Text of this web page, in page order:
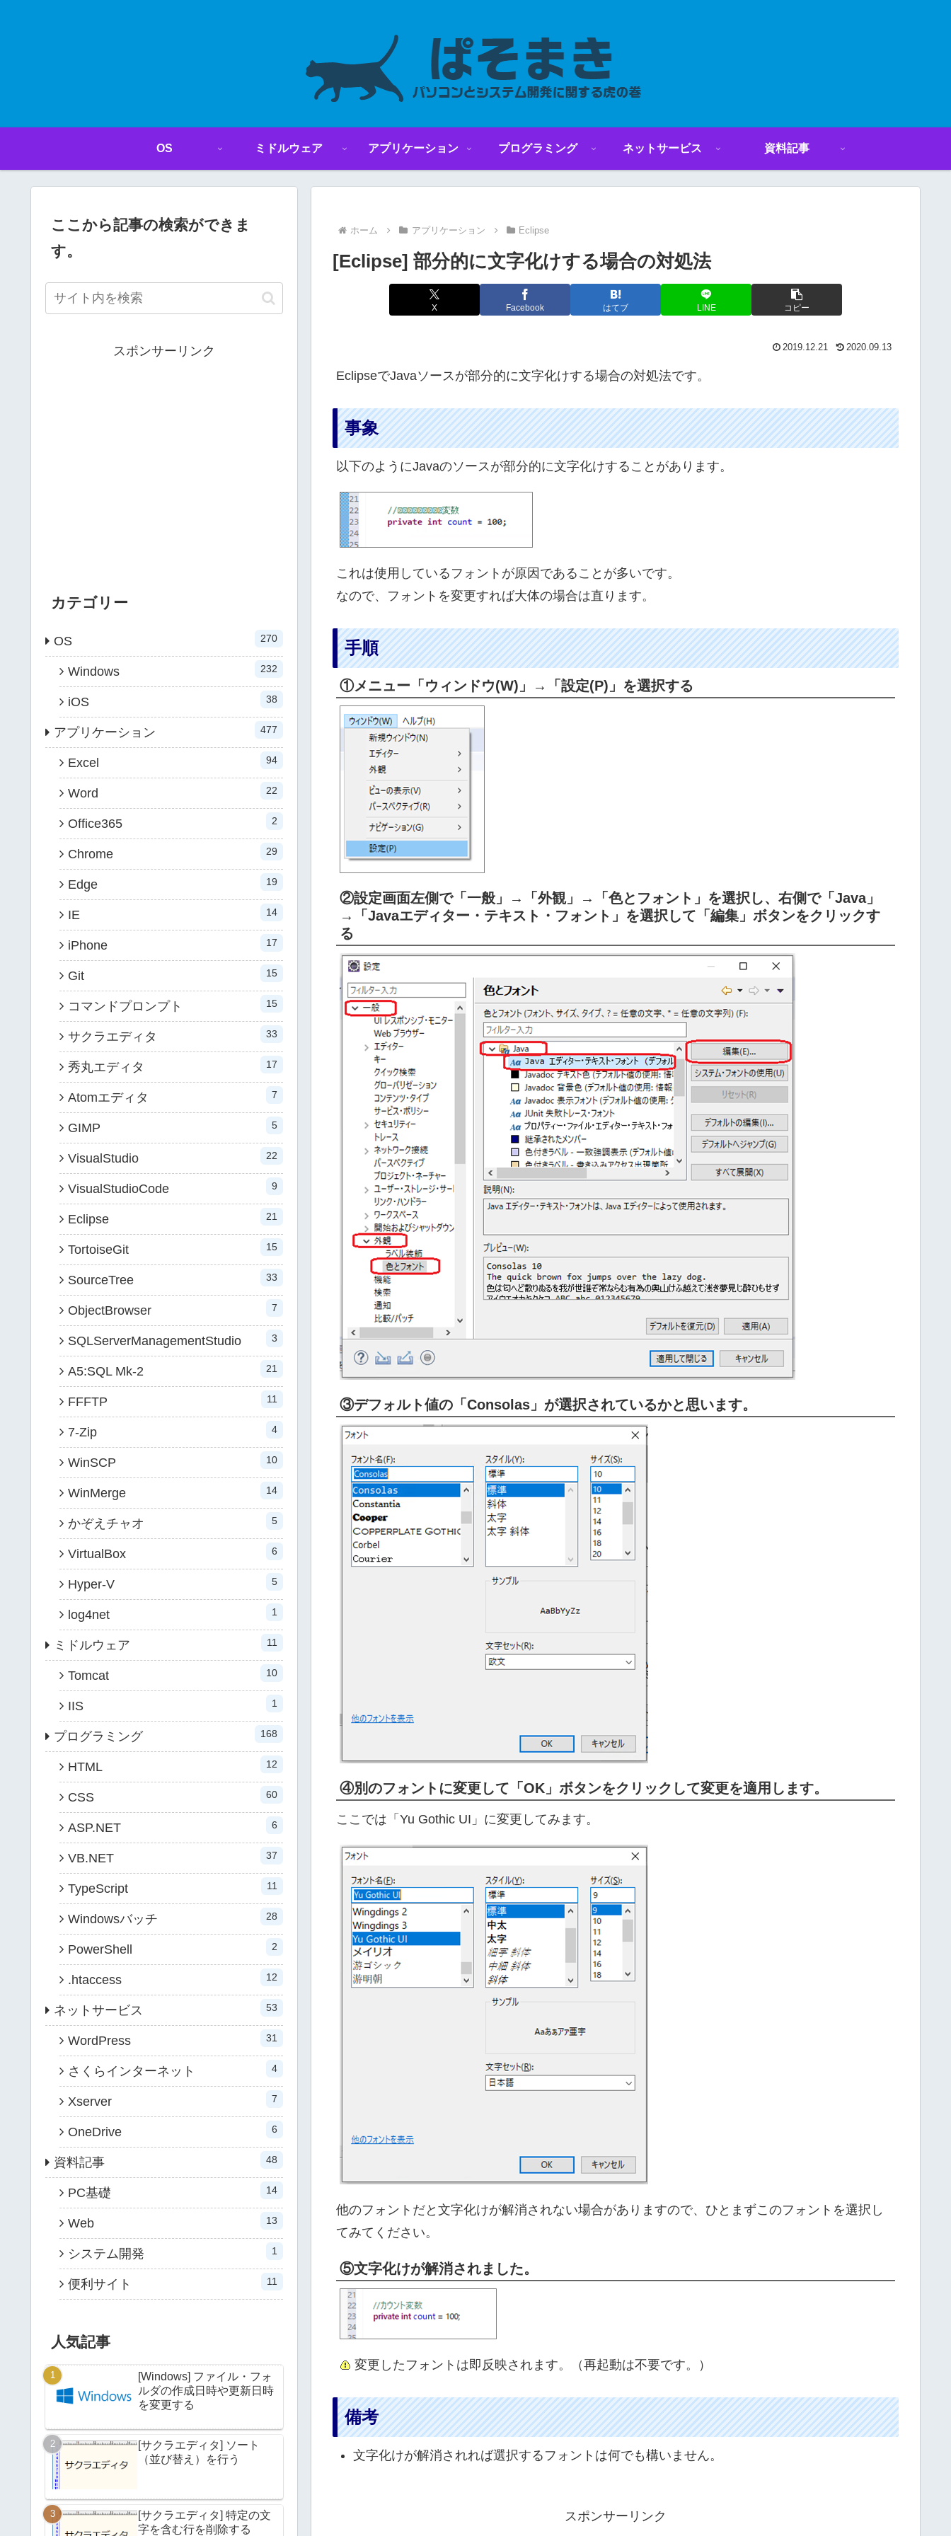
OS ミドルウェア アプリケーション プログラミング ネットサービス 資料記事
ホーム アプリケーション Eclipse
[Eclipse] 部分的に文字化けする場合の対処法
X Facebook はてブ LINE コピー
2019.12.21 2020.09.13
EclipseでJavaソースが部分的に文字化けする場合の対処法です。
事象
以下のようにJavaのソースが部分的に文字化けすることがあります。
これは使用しているフォントが原因であることが多いです。
なので、フォントを変更すれば大体の場合は直ります。
手順
①メニュー「ウィンドウ(W)」→「設定(P)」を選択する
②設定画面左側で「一般」→「外観」→「色とフォント」を選択し、右側で「Java」
→「Javaエディター・テキスト・フォント」を選択して「編集」ボタンをクリックす
る
③デフォルト値の「Consolas」が選択されているかと思います。
④別のフォントに変更して「OK」ボタンをクリックして変更を適用します。
ここでは「Yu Gothic UI」に変更してみます。
他のフォントだと文字化けが解消されない場合がありますので、ひとまずこのフォントを選択し
てみてください。
⑤文字化けが解消されました。
変更したフォントは即反映されます。（再起動は不要です。）
備考
文字化けが解消されれば選択するフォントは何でも構いません。
スポンサーリンク
ここから記事の検索ができま
す。
スポンサーリンク
カテゴリー
OS 270
Windows 232
iOS 38
アプリケーション 477
Excel 94
Word 22
Office365 2
Chrome 29
Edge 19
IE 14
iPhone 17
Git 15
コマンドプロンプト 15
サクラエディタ 33
秀丸エディタ 17
Atomエディタ 7
GIMP 5
VisualStudio 22
VisualStudioCode 9
Eclipse 21
TortoiseGit 15
SourceTree 33
ObjectBrowser 7
SQLServerManagementStudio 3
A5:SQL Mk-2 21
FFFTP 11
7-Zip 4
WinSCP 10
WinMerge 14
かぞえチャオ 5
VirtualBox 6
Hyper-V 5
log4net 1
ミドルウェア 11
Tomcat 10
IIS 1
プログラミング 168
HTML 12
CSS 60
ASP.NET 6
VB.NET 37
TypeScript 11
Windowsバッチ 28
PowerShell 2
.htaccess 12
ネットサービス 53
WordPress 31
さくらインターネット 4
Xserver 7
OneDrive 6
資料記事 48
PC基礎 14
Web 13
システム開発 1
便利サイト 11
人気記事
[Windows] ファイル・フォ
ルダの作成日時や更新日時
を変更する
[サクラエディタ] ソート
（並び替え）を行う
[サクラエディタ] 特定の文
字を含む行を削除する